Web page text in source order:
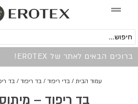
ברוכים הבאים לאתר של EROTEX!
עמוד הבית /בדי ריפוד /בד ריפוד / בד
בד ריפוד –